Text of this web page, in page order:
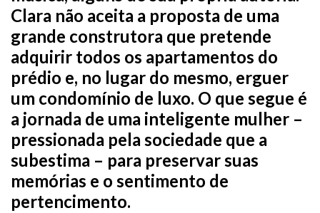
Clara não aceita a proposta de uma
grande construtora que pretende
adquirir todos os apartamentos do
prédio e, no lugar do mesmo, erguer
um condomínio de luxo. O que segue é
a jornada de uma inteligente mulher –
pressionada pela sociedade que a
subestima – para preservar suas
memórias e o sentimento de
pertencimento.